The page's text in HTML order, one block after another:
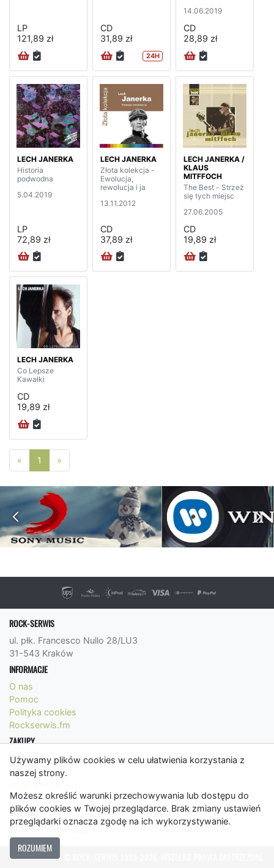
Używamy plików cookies w celu ułatwienia korzystania z
naszej strony.
Możesz określić warunki przechowywania lub dostępu do
plików cookies w Twojej przeglądarce. Brak zmiany ustawień
przeglądarki oznacza zgodę na ich wykorzystywanie.
ROZUMIEM
LP
121,89 zł
CD
31,89 zł
24H
14.06.2019
CD
28,89 zł
LECH JANERKA
Historia
podwodna
5.04.2019
LP
72,89 zł
LECH JANERKA
Złota kolekcja -
Ewolucja,
rewolucja i ja
13.11.2012
CD
37,89 zł
LECH JANERKA /
KLAUS
MITFFOCH
The Best - Strzeż
się tych miejsc
27.06.2005
CD
19,89 zł
LECH JANERKA
Co Lepsze
Kawałki
CD
19,89 zł
« Poprzednia strona
1 »
ROCK-SERWIS
ul. płk. Francesco Nullo 28/LU3
31-543 Kraków
INFORMACJE
O nas
Pomoc
Polityka cookies
Rockserwis.fm
ZAKUPY
Formy płatności
Koszty wysyłki
Regulamin
KONTAKT
bok@rockserwis.pl